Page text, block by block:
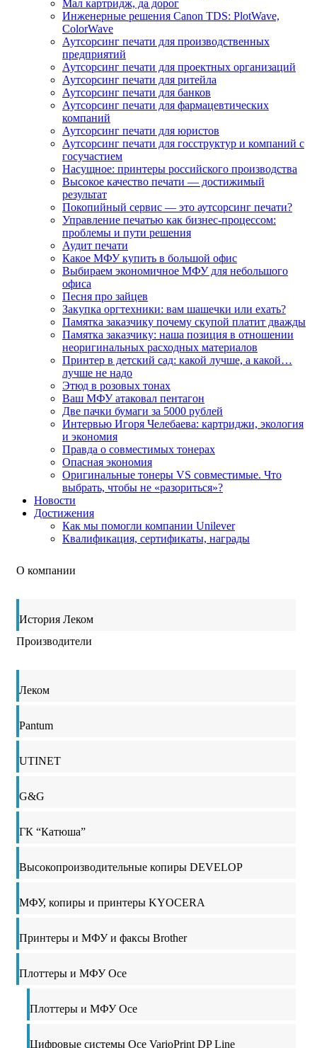
Мал картридж, да дорог
Инженерные решения Canon TDS: PlotWave,
ColorWave
Аутсорсинг печати для производственных
предприятий
Аутсорсинг печати для проектных организаций
Аутсорсинг печати для ритейла
Аутсорсинг печати для банков
Аутсорсинг печати для фармацевтических
компаний
Аутсорсинг печати для юристов
Аутсорсинг печати для госструктур и компаний с
госучастием
Насущное: принтеры российского производства
Высокое качество печати — достижимый
результат
Покопийный сервис — это аутсорсинг печати?
Управление печатью как бизнес-процессом:
проблемы и пути решения
Аудит печати
Какое МФУ купить в большой офис
Выбираем экономичное МФУ для небольшого
офиса
Песня про зайцев
Закупка оргтехники: вам шашечки или ехать?
Памятка заказчику почему скупой платит дважды
Памятка заказчику: наша позиция в отношении
неоригинальных расходных материалов
Принтер в детский сад: какой лучше, а какой…
лучше не надо
Этюд в розовых тонах
Ваш МФУ атаковал пентагон
Две пачки бумаги за 5000 рублей
Интервью Игоря Челебаева: картриджи, экология
и экономия
Правда о совместимых тонерах
Опасная экономия
Оригинальные тонеры VS совместимые. Что
выбрать, чтобы не «разориться»?
Новости
Достижения
Как мы помогли компании Unilever
Квалификация, сертификаты, награды
О компании
История Леком
Производители
Леком
Pantum
UTINET
G&G
ГК “Катюша”
Высокопроизводительные копиры DEVELOP
МФУ, копиры и принтеры KYOCERA
Принтеры и МФУ и факсы Brother
Плоттеры и МФУ Oce
Плоттеры и МФУ Oce
Цифровые системы Oce VarioPrint DP Line